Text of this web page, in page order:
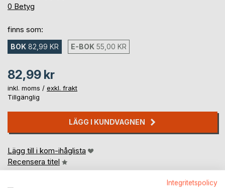
0%
0 Betyg
finns som:
BOK 82,99 KR E-BOK 55,00 KR
82,99 kr
inkl. moms / exkl. frakt
Tillgänglig
LÄGG I KUNDVAGNEN
Lägg till i kom-ihåglista
Recensera titel
Integritetspolicy